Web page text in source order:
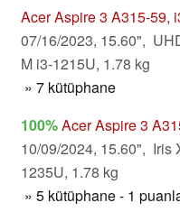
Acer Aspire 3 A315-59,
07/16/2023, 15.60",
M i3-1215U, 1.78 kg
» 7 kütüphane
100%Acer Aspire 3
10/09/2024, 15.60", Iris
1235U, 1.78 kg
» 5 kütüphane - 1